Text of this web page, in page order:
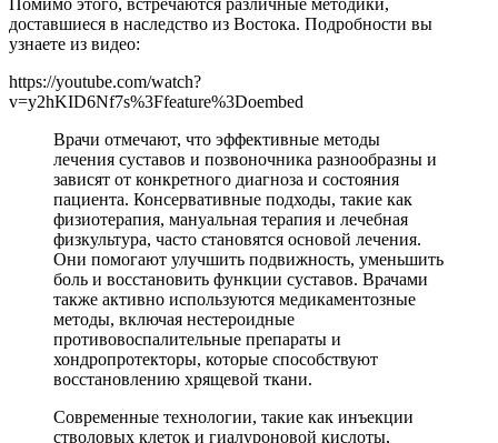
доставшиеся в наследство из Востока. Подробности вы
узнаете из видео:
https://youtube.com/watch?
v=y2hKID6Nf7s%3Ffeature%3Doembed
Врачи отмечают, что эффективные методы
лечения суставов и позвоночника разнообразны и
зависят от конкретного диагноза и состояния
пациента. Консервативные подходы, такие как
физиотерапия, мануальная терапия и лечебная
физкультура, часто становятся основой лечения.
Они помогают улучшить подвижность, уменьшить
боль и восстановить функции суставов. Врачами
также активно используются медикаментозные
методы, включая нестероидные
противовоспалительные препараты и
хондропротекторы, которые способствуют
восстановлению хрящевой ткани.
Современные технологии, такие как инъекции
стволовых клеток и гиалуроновой кислоты,